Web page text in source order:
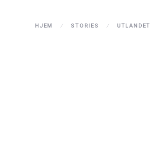
HJEM STORIES UTLANDET